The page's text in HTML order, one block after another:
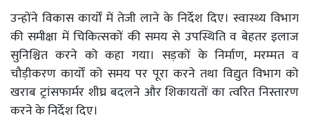
उन्होंने विकास कार्यों में तेजी लाने के निर्देश दिए। स्वास्थ्य विभाग
की समीक्षा में चिकित्सकों की समय से उपस्थिति व बेहतर इलाज
सुनिश्चित करने को कहा गया। सड़कों के निर्माण, मरम्मत व
चौड़ीकरण कार्यों को समय पर पूरा करने तथा विद्युत विभाग को
खराब ट्रांसफार्मर शीघ्र बदलने और शिकायतों का त्वरित निस्तारण
करने के निर्देश दिए।